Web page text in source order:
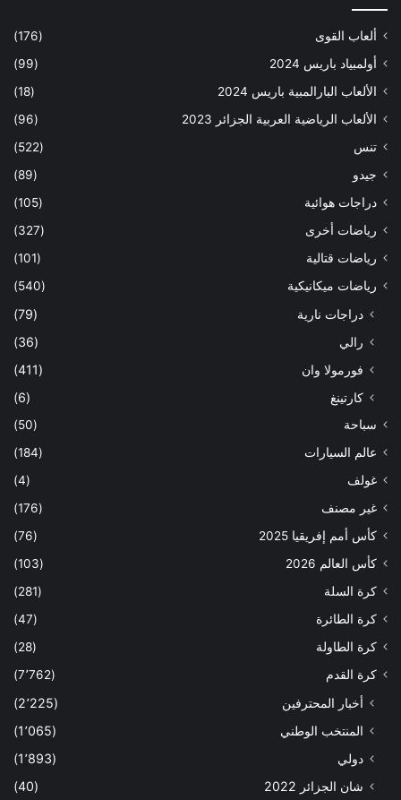
ألعاب القوى
(176)
أولمبياد باريس 2024
(99)
الألعاب البارالمبية باريس 2024
(18)
الألعاب الرياضية العربية الجزائر 2023
(96)
تنس
(522)
جيدو
(89)
دراجات هوائية
(105)
رياضات أخرى
(327)
رياضات قتالية
(101)
رياضات ميكانيكية
(540)
دراجات نارية
(79)
رالي
(36)
فورمولا وان
(411)
كارتينغ
(6)
سباحة
(50)
عالم السيارات
(184)
غولف
(4)
غير مصنف
(176)
كأس أمم إفريقيا 2025
(76)
كأس العالم 2026
(103)
كرة السلة
(281)
كرة الطائرة
(47)
كرة الطاولة
(28)
كرة القدم
(7٬762)
أخبار المحترفين
(2٬225)
المنتخب الوطني
(1٬065)
دولي
(1٬893)
شان الجزائر 2022
(40)